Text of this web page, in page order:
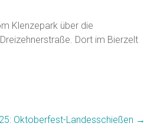
Klenzepark über die
Dort im Bierzelt
Oktoberfest-Landesschießen →